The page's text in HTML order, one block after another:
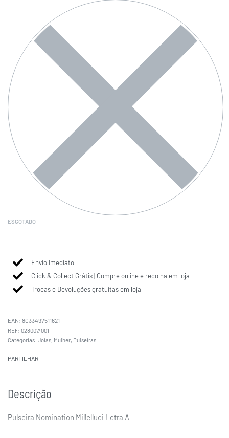
ESGOTADO
Envio Imediato
Click & Collect Grátis | Compre online e recolha em loja
Trocas e Devoluções gratuitas em loja
EAN: 8033497511621
028007/001
Categorias: Joias, Mulher, Pulseiras
PARTILHAR
Descrição
Pulseira Nomination Millelluci Letra A